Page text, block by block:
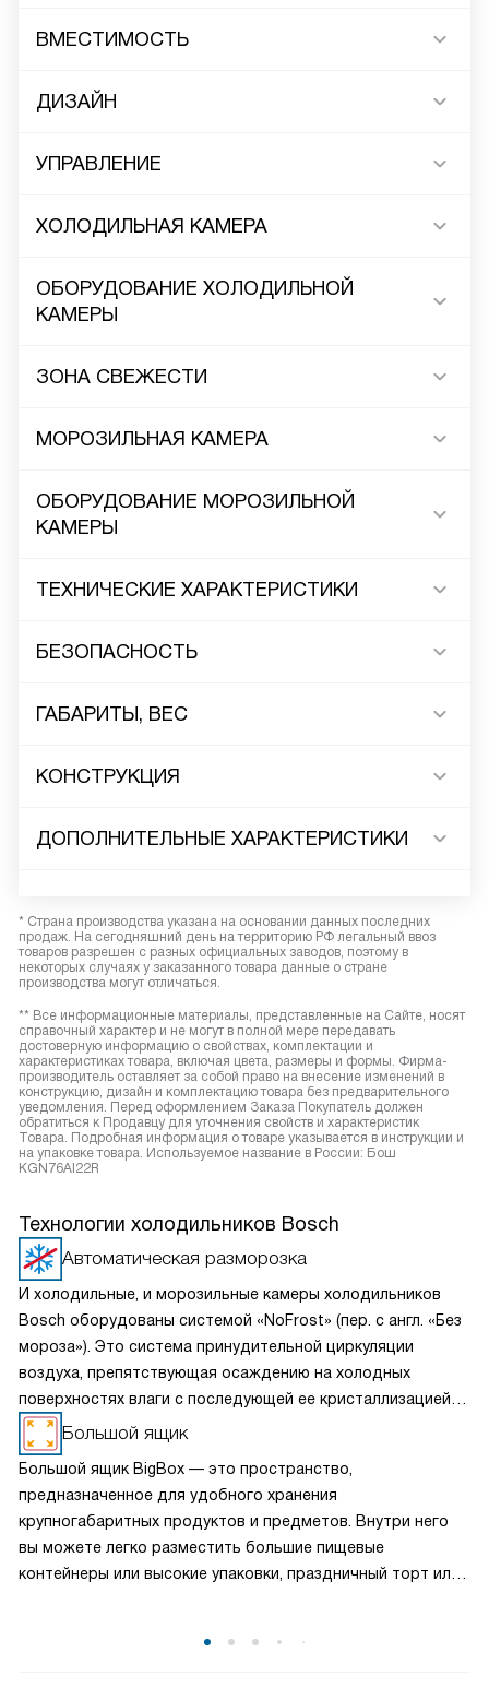
ВМЕСТИМОСТЬ
ДИЗАЙН
УПРАВЛЕНИЕ
ХОЛОДИЛЬНАЯ КАМЕРА
ОБОРУДОВАНИЕ ХОЛОДИЛЬНОЙ
КАМЕРЫ
ЗОНА СВЕЖЕСТИ
МОРОЗИЛЬНАЯ КАМЕРА
ОБОРУДОВАНИЕ МОРОЗИЛЬНОЙ
КАМЕРЫ
ТЕХНИЧЕСКИЕ ХАРАКТЕРИСТИКИ
БЕЗОПАСНОСТЬ
ГАБАРИТЫ, ВЕС
КОНСТРУКЦИЯ
ДОПОЛНИТЕЛЬНЫЕ ХАРАКТЕРИСТИКИ
* Страна производства указана на основании данных последних
продаж. На сегодняшний день на территорию РФ легальный ввоз
товаров разрешен с разных официальных заводов, поэтому в
некоторых случаях у заказанного товара данные о стране
производства могут отличаться.
** Все информационные материалы, представленные на Сайте, носят
справочный характер и не могут в полной мере передавать
достоверную информацию о свойствах, комплектации и
характеристиках товара, включая цвета, размеры и формы. Фирма-
производитель оставляет за собой право на внесение изменений в
конструкцию, дизайн и комплектацию товара без предварительного
уведомления. Перед оформлением Заказа Покупатель должен
обратиться к Продавцу для уточнения свойств и характеристик
Товара. Подробная информация о товаре указывается в инструкции и
на упаковке товара. Используемое название в России: Бош
KGN76AI22R
Технологии холодильников Bosch
Автоматическая разморозка
И холодильные, и морозильные камеры холодильников
Bosch оборудованы системой «NoFrost» (пер. с англ. «Без
мороза»). Это система принудительной циркуляции
воздуха, препятствующая осаждению на холодных
поверхностях влаги с последующей ее кристаллизацией —
превращением в иней. Такие холодильники не требуют
периодического размораживания. При этом
подразумевается, что холодильник эксплуатируется
в нормальном режиме. Если же дверцу агрегата подолгу
держать распахнутой при каждом открытии, испаритель
все-таки может обледенеть. В таком случае
автоматического оттаивания может оказаться
Большой ящик
Большой ящик BigBox — это пространство,
предназначенное для удобного хранения
крупногабаритных продуктов и предметов. Внутри него
вы можете легко разместить большие пищевые
контейнеры или высокие упаковки, праздничный торт или